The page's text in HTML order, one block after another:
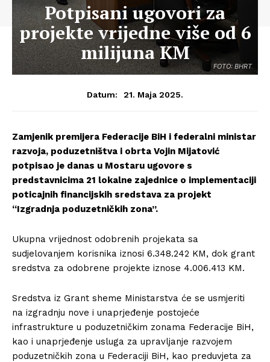
FOTO: BHRT
Potpisani ugovori za
projekte vrijedne više od 6
milijuna KM
Datum: 21. Maja 2025.
Zamjenik premijera Federacije BiH i federalni ministar
razvoja, poduzetništva i obrta Vojin Mijatović
potpisao je danas u Mostaru ugovore s
predstavnicima 21 lokalne zajednice o implementaciji
poticajnih financijskih sredstava za projekt
“Izgradnja poduzetničkih zona”.
Ukupna vrijednost odobrenih projekata sa
sudjelovanjem korisnika iznosi 6.348.242 KM, dok grant
sredstva za odobrene projekte iznose 4.006.413 KM.
Sredstva iz Grant sheme Ministarstva će se usmjeriti
na izgradnju nove i unaprjeđenje postojeće
infrastrukture u poduzetničkim zonama Federacije BiH,
kao i unaprjeđenje usluga za upravljanje razvojem
poduzetničkih zona u Federaciji BiH, kao preduvjeta za